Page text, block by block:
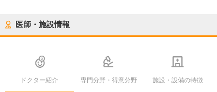
医師・施設情報
ドクター紹介 専門分野・得意分野 施設・設備の特徴